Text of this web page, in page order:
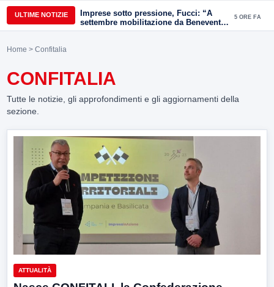
ULTIME NOTIZIE
Imprese sotto pressione, Fucci: “A
settembre mobilitazione da Benevento
e Avellino”
5 ORE FA
Home > Confitalia
CONFITALIA
Tutte le notizie, gli approfondimenti e gli aggiornamenti della
sezione.
ATTUALITÀ